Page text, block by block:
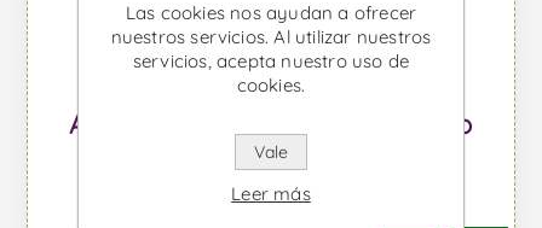
A Cerca dos Frades Arinto - Vino
Blanco
Desde €58,56 IVA incl.
Las cookies nos ayudan a ofrecer
nuestros servicios. Al utilizar nuestros
servicios, acepta nuestro uso de
cookies.
Vale
Leer más